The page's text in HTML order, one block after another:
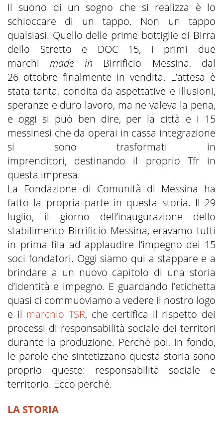
Il suono di un sogno che si realizza è lo
schioccare di un tappo. Non un tappo
qualsiasi. Quello delle prime bottiglie di Birra
dello Stretto e DOC 15, i primi due
marchimade in Birrificio Messina, dal
26 ottobre finalmente in vendita. L’attesa è
stata tanta, condita da aspettative e illusioni,
speranze e duro lavoro, ma ne valeva la pena,
e oggi si può ben dire, per la città e i 15
messinesi che da operai in cassa integrazione
si sono trasformati in
imprenditori, destinando il proprio Tfr in
questa impresa.
La Fondazione di Comunità di Messina ha
fatto la propria parte in questa storia. Il 29
luglio, il giorno dell’inaugurazione dello
stabilimento Birrificio Messina, eravamo tutti
in prima fila ad applaudire l’impegno dei 15
soci fondatori. Oggi siamo qui a stappare e a
brindare a un nuovo capitolo di una storia
d’identità e impegno. E guardando l’etichetta
quasi ci commuoviamo a vedere il nostro logo
e il marchio TSR, che certifica il rispetto dei
processi di responsabilità sociale dei territori
durante la produzione. Perché poi, in fondo,
le parole che sintetizzano questa storia sono
proprio queste: responsabilità sociale e
territorio. Ecco perché.
LA STORIA